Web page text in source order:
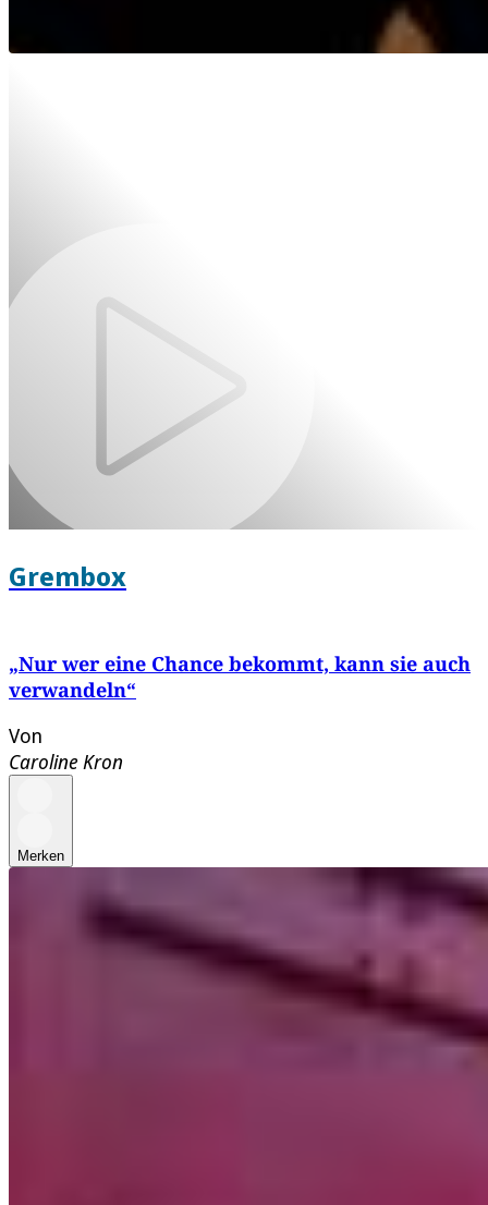
Grembox
„Nur wer eine Chance bekommt, kann sie auch
verwandeln“
Von
Caroline Kron
Merken